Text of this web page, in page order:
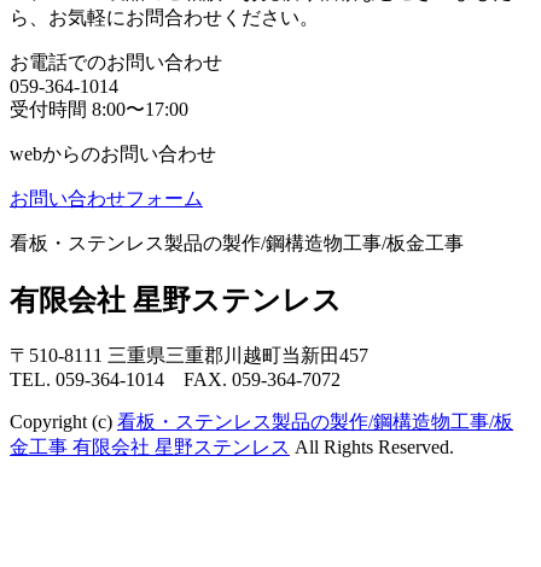
ら、お気軽にお問合わせください。
お電話でのお問い合わせ
059-364-1014
受付時間 8:00〜17:00
webからのお問い合わせ
お問い合わせフォーム
看板・ステンレス製品の製作/鋼構造物工事/板金工事
有限会社 星野ステンレス
〒510-8111 三重県三重郡川越町当新田457
TEL. 059-364-1014 FAX. 059-364-7072
Copyright (c) 看板・ステンレス製品の製作/鋼構造物工事/板
金工事 有限会社 星野ステンレス All Rights Reserved.